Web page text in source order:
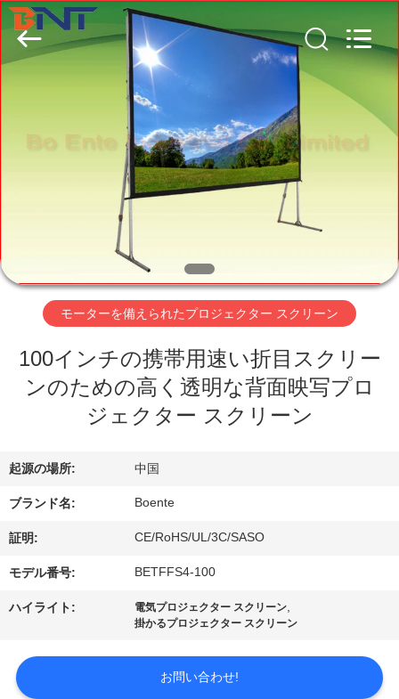
ク
私
つ
い
て
工
旅
-
2026
Guangzhou
Boente
Technology
Ltd
モーターを備えられたプロジェクター スクリーン
100インチの携帯用速い折目スクリー
ンのための高く透明な背面映写プロ
ジェクター スクリーン
起源の場所: 中国
ブランド名: Boente
証明: CE/RoHS/UL/3C/SASO
モデル番号: BETFFS4-100
ハイライト: 電気プロジェクター スクリーン,
掛かるプロジェクター スクリーン
お問い合わせ!